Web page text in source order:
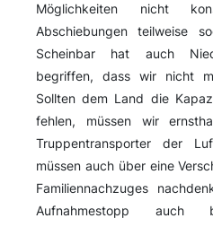
Möglichkeiten nicht
Abschiebungen teilweise
Scheinbar hat auch
begriffen, dass wir nicht
Sollten dem Land die
fehlen, müssen wir
Truppentransporter der
müssen auch über eine
Familiennachzuges
Aufnahmestopp auch